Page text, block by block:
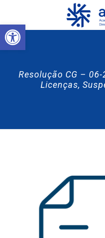
Abrir a barra de ferramentas
Resolução CG –
Licenças,